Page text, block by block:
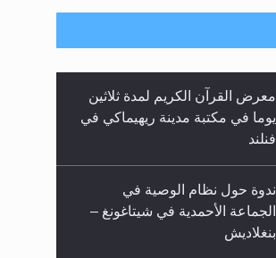
معرض القرآن الكريم لمدة ثلاثين
يوما في مكتبة مدينة ريهيماكي في
فنلند
ندوة حول نظام الوصية في
الجماعة الأحمدية في شيتاغونغ –
بنغلاديش